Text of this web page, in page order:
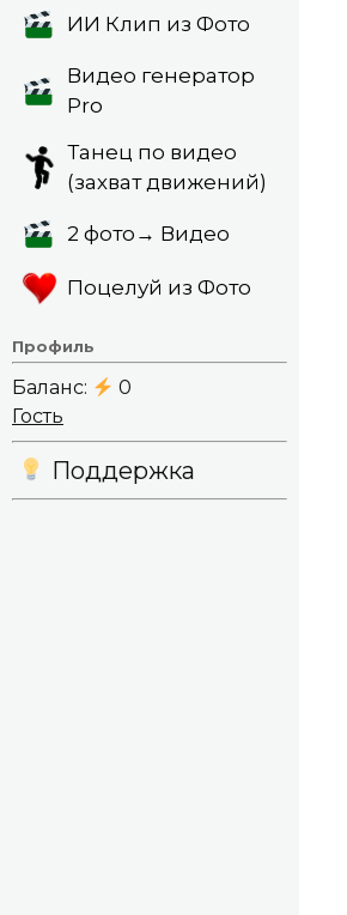
ИИ Клип из Фото
Видео генератор
Pro
Танец по видео
(захват движений)
2 фото→ Видео
Поцелуй из Фото
Профиль
Баланс:
0
Гость
Поддержка